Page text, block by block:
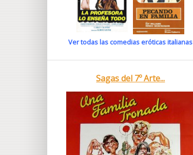
Ver todas las comedias eróticas italianas
Sagas del 7º Arte...